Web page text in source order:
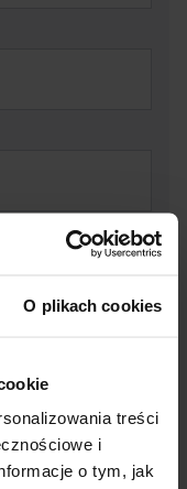
O plikach cookies
treści
i
o tym, jak
jest CBRE sp. z o. o. z
00-843 Warszawa